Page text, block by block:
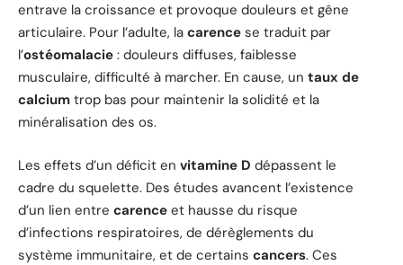
entrave la croissance et provoque douleurs et gêne
articulaire. Pour l’adulte, la carence se traduit par
l’ostéomalacie : douleurs diffuses, faiblesse
musculaire, difficulté à marcher. En cause, un taux de
calcium trop bas pour maintenir la solidité et la
minéralisation des os.
Les effets d’un déficit en vitamine D dépassent le
cadre du squelette. Des études avancent l’existence
d’un lien entre carence et hausse du risque
d’infections respiratoires, de dérèglements du
système immunitaire, et de certains cancers. Ces